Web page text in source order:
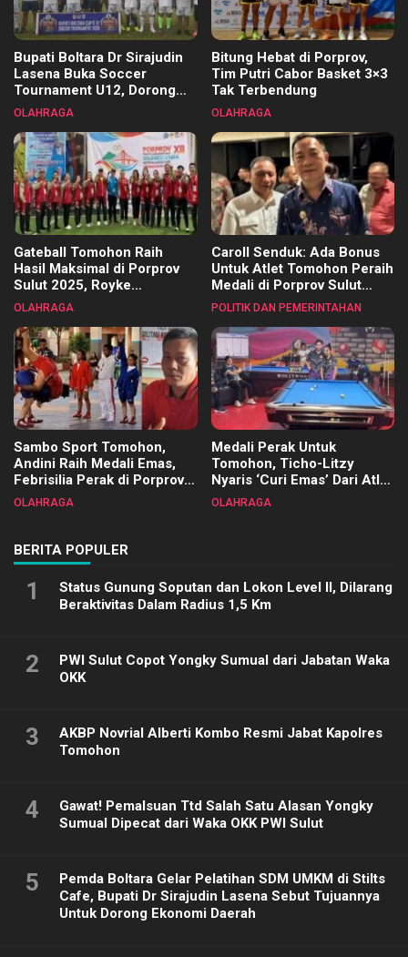
Bupati Boltara Dr Sirajudin
Lasena Buka Soccer
Tournament U12, Dorong
Pembinaan Merata di Setiap
OLAHRAGA
Bitung Hebat di Porprov,
Tim Putri Cabor Basket 3×3
Tak Terbendung
OLAHRAGA
Gateball Tomohon Raih
Hasil Maksimal di Porprov
Sulut 2025, Royke
Tangkawarouw Ucapkan
OLAHRAGA
Caroll Senduk: Ada Bonus
Untuk Atlet Tomohon Peraih
Medali di Porprov Sulut
2025
POLITIK DAN PEMERINTAHAN
Sambo Sport Tomohon,
Andini Raih Medali Emas,
Febrisilia Perak di Porprov
Sulut 2025
OLAHRAGA
Medali Perak Untuk
Tomohon, Ticho-Litzy
Nyaris ‘Curi Emas’ Dari Atlet
Biliar PON di Porprov Sulut
OLAHRAGA
BERITA POPULER
1
Status Gunung Soputan dan Lokon Level II, Dilarang
Beraktivitas Dalam Radius 1,5 Km
2
PWI Sulut Copot Yongky Sumual dari Jabatan Waka
OKK
3
AKBP Novrial Alberti Kombo Resmi Jabat Kapolres
Tomohon
4
Gawat! Pemalsuan Ttd Salah Satu Alasan Yongky
Sumual Dipecat dari Waka OKK PWI Sulut
5
Pemda Boltara Gelar Pelatihan SDM UMKM di Stilts
Cafe, Bupati Dr Sirajudin Lasena Sebut Tujuannya
Untuk Dorong Ekonomi Daerah